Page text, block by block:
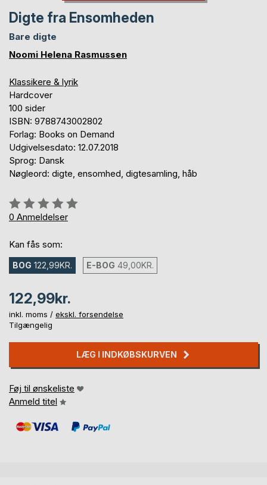
Digte fra Ensomheden
Bare digte
Noomi Helena Rasmussen
Klassikere & lyrik
Hardcover
100 sider
ISBN: 9788743002802
Forlag: Books on Demand
Udgivelsesdato: 12.07.2018
Sprog: Dansk
Nøgleord: digte, ensomhed, digtesamling, håb
Anmeldelse::
0%
0 Anmeldelser
Kan fås som:
BOG 122,99KR. E-BOG 49,00KR.
122,99kr.
inkl. moms / ekskl. forsendelse
Tilgængelig
LÆG I INDKØBSKURVEN
Føj til ønskeliste
Anmeld titel